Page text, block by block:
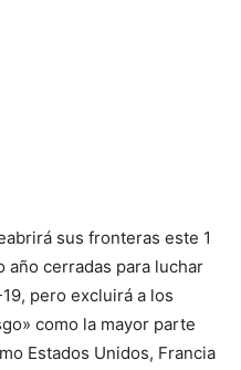
sus fronteras este 1
año cerradas para luchar
pero excluirá a los
como la mayor parte
Estados Unidos, Francia